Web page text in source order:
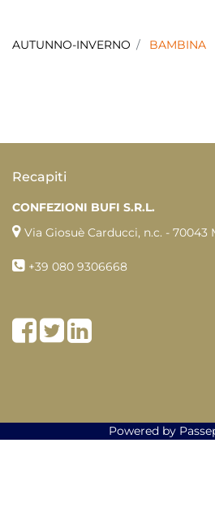
AUTUNNO-INVERNO BAMBINA
Recapiti
CONFEZIONI BUFI S.R.L.
Via Giosuè Carducci, n.c. - 70043
+39 080 9306668
Facebook
TwitterLinkedIn
Powered by